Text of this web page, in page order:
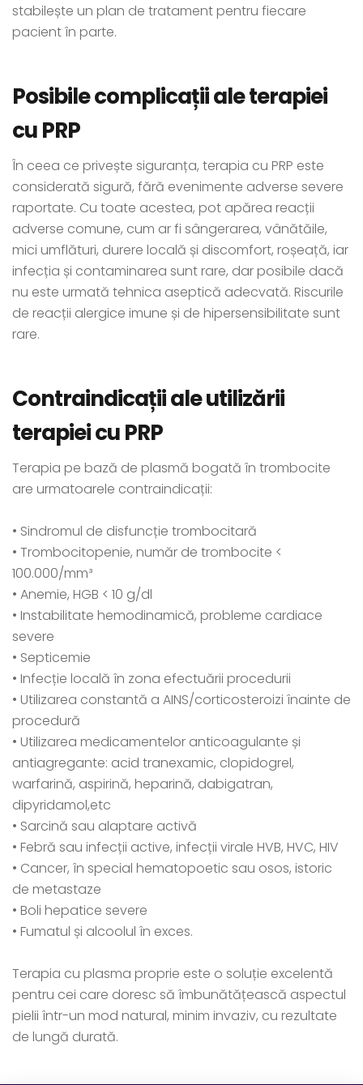
stabilește un plan de tratament pentru fiecare
pacient în parte.
Posibile complicații ale terapiei
cu PRP
În ceea ce privește siguranța, terapia cu PRP este
considerată sigură, fără evenimente adverse severe
raportate. Cu toate acestea, pot apărea reacții
adverse comune, cum ar fi sângerarea, vânătăile,
mici umflături, durere locală și discomfort, roșeață, iar
infecția și contaminarea sunt rare, dar posibile dacă
nu este urmată tehnica aseptică adecvată. Riscurile
de reacții alergice imune și de hipersensibilitate sunt
rare.
Contraindicații ale utilizării
terapiei cu PRP
Terapia pe bază de plasmă bogată în trombocite
are urmatoarele contraindicații:
• Sindromul de disfuncție trombocitară
• Trombocitopenie, număr de trombocite <
100.000/mm³
• Anemie, HGB < 10 g/dl
• Instabilitate hemodinamică, probleme cardiace
severe
• Septicemie
• Infecție locală în zona efectuării procedurii
• Utilizarea constantă a AINS/corticosteroizi înainte de
procedură
• Utilizarea medicamentelor anticoagulante și
antiagregante: acid tranexamic, clopidogrel,
warfarină, aspirină, heparină, dabigatran,
dipyridamol,etc
• Sarcină sau alaptare activă
• Febră sau infecții active, infecții virale HVB, HVC, HIV
• Cancer, în special hematopoetic sau osos, istoric
de metastaze
• Boli hepatice severe
• Fumatul și alcoolul în exces.
Terapia cu plasma proprie este o soluție excelentă
pentru cei care doresc să îmbunătățească aspectul
pielii într-un mod natural, minim invaziv, cu rezultate
de lungă durată.